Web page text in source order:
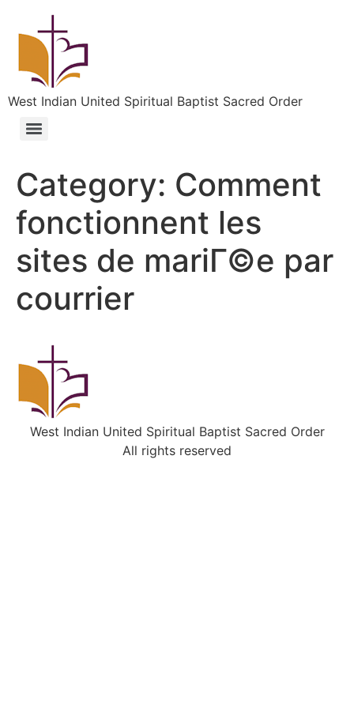
West Indian United Spiritual Baptist Sacred Order
Category: Comment
fonctionnent les
sites de mariГ©e par
courrier
West Indian United Spiritual Baptist Sacred Order
All rights reserved